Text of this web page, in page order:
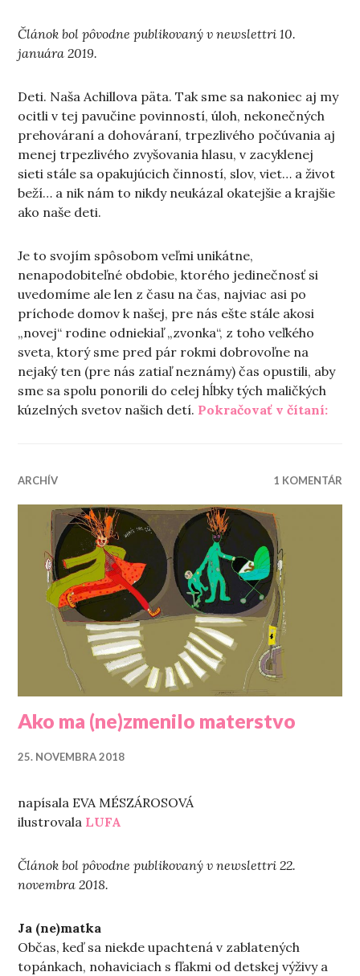
Článok bol pôvodne publikovaný v newslettri 10.
januára 2019.
Deti. Naša Achillova päta. Tak sme sa nakoniec aj my
ocitli v tej pavučine povinností, úloh, nekonečných
prehováraní a dohováraní, trpezlivého počúvania aj
menej trpezlivého zvyšovania hlasu, v zacyklenej
sieti stále sa opakujúcich činností, slov, viet… a život
beží… a nik nám to nikdy neukázal okatejšie a krajšie
ako naše deti.
Je to svojím spôsobom veľmi unikátne,
nenapodobiteľné obdobie, ktorého jedinečnosť si
uvedomíme ale len z času na čas, najviac asi po
príchode domov k našej, pre nás ešte stále akosi
„novej“ rodine odniekiaľ „zvonka“, z toho veľkého
sveta, ktorý sme pred pár rokmi dobrovoľne na
nejaký ten (pre nás zatiaľ neznámy) čas opustili, aby
sme sa spolu ponorili do celej hĺbky tých maličkých
kúzelných svetov našich detí. Pokračovať v čítaní:
ARCHÍV 1 KOMENTÁR
Ako ma (ne)zmenilo materstvo
25. NOVEMBRA 2018
napísala EVA MÉSZÁROSOVÁ
ilustrovala LUFA
Článok bol pôvodne publikovaný v newslettri 22.
novembra 2018.
Ja (ne)matka
Občas, keď sa niekde upachtená v zablatených
topánkach, nohaviciach s fľakmi od detskej výživy a